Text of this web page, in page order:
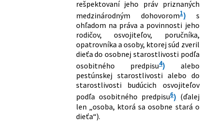
rešpektovaní jeho práv priznaných
medzinárodným dohovorom1)s
ohľadom na práva a povinnosti jeho
rodičov, osvojiteľov, poručníka,
opatrovníka a osoby, ktorej súd zveril
dieťa do osobnej starostlivosti podľa
osobitného predpisu4) alebo
pestúnskej starostlivosti alebo do
starostlivosti budúcich osvojiteľov
podľa osobitného predpisu6) (ďalej
len „osoba, ktorá sa osobne stará o
dieťa“).